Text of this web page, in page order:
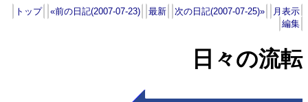
トップ «前の日記(2007-07-23) 最新 次の日記(2007-07-25)»
月表示
編集
日々の流転